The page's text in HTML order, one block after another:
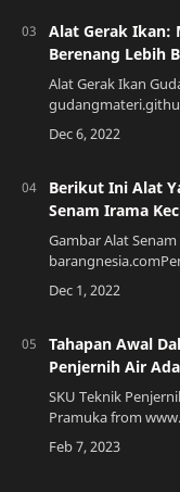
Alat Gerak Ikan:
Berenang Lebih
Alat Gerak Ikan
Alat Gerak Ikan
untuk membantu
Berikut Ini Alat
Senam Irama
Gambar Alat
kecuali adalah
Indonesia. Selain
Tahapan Awal
Penjernih Air
SKU Teknik
Pramuka from
Air adalah sumber
penting bagi